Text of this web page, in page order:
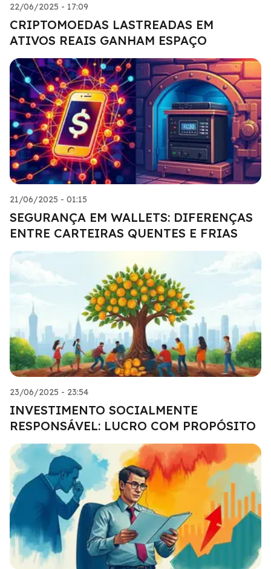
22/06/2025 - 17:09
CRIPTOMOEDAS LASTREADAS EM
ATIVOS REAIS GANHAM ESPAÇO
21/06/2025 - 01:15
SEGURANÇA EM WALLETS: DIFERENÇAS
ENTRE CARTEIRAS QUENTES E FRIAS
23/06/2025 - 23:54
INVESTIMENTO SOCIALMENTE
RESPONSÁVEL: LUCRO COM PROPÓSITO